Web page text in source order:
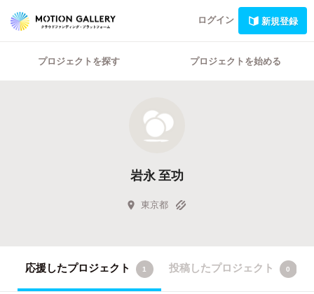
ログイン 新規登録
プロジェクトを探す プロジェクトを始める
岩永 至功
東京都
応援したプロジェクト 1 投稿したプロジェクト 0